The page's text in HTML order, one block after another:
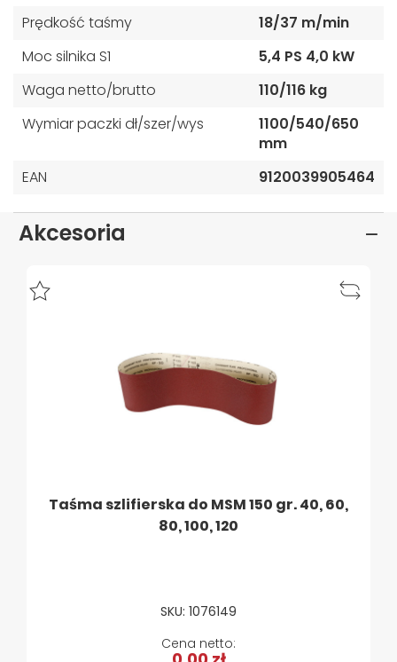
Prędkość taśmy
18/37 m/min
Moc silnika S1
5,4 PS 4,0 kW
Waga netto/brutto
110/116 kg
Wymiar paczki dł/szer/wys
1100/540/650
mm
EAN
9120039905464
Akcesoria
Taśma szlifierska do MSM 150 gr. 40, 60,
80, 100, 120
SKU: 1076149